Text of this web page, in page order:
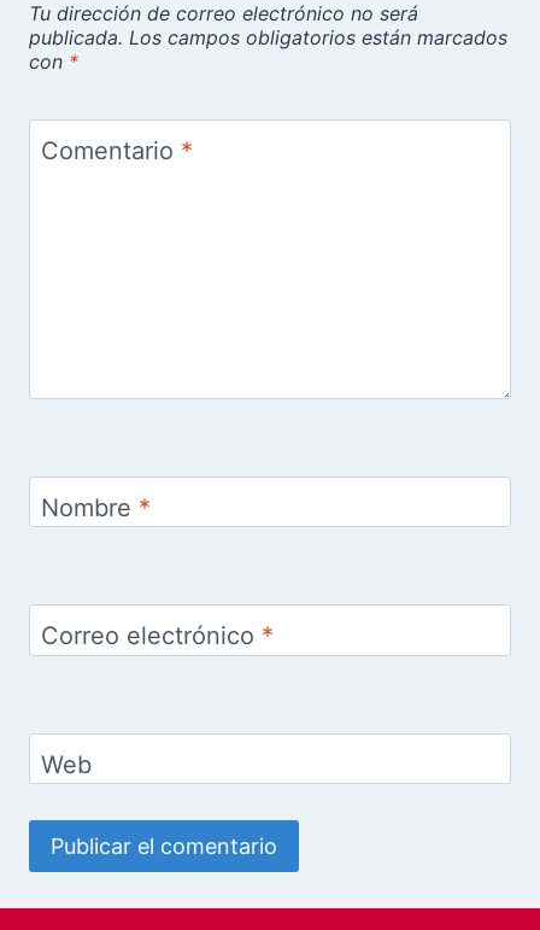
Tu dirección de correo electrónico no será
publicada. Los campos obligatorios están marcados
con *
Comentario *
Nombre *
Correo electrónico *
Web